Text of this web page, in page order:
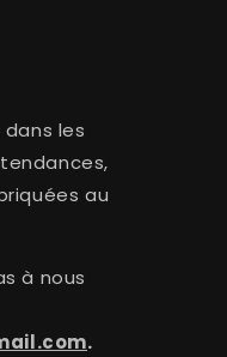
les
au
à nous
.